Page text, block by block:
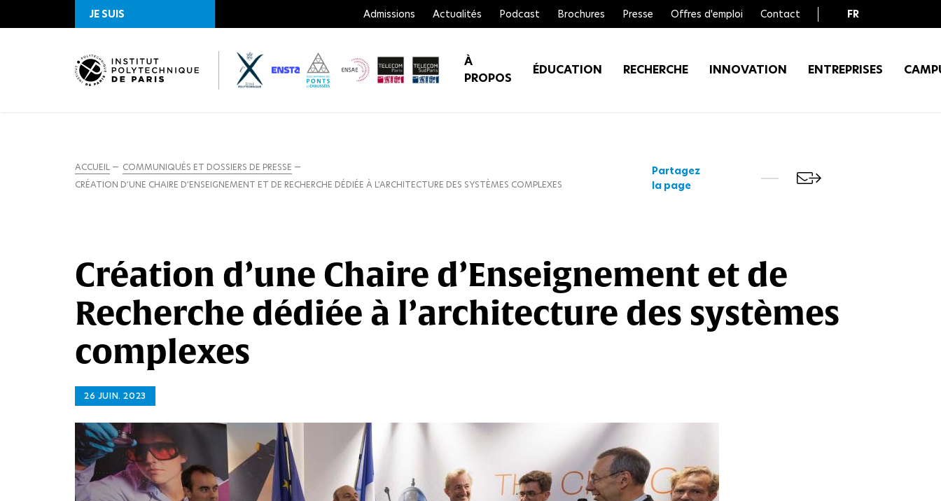
JE SUIS Admissions Actualités Podcast Brochures Presse Offres d'emploi Contact FR
À
PROPOS
ÉDUCATION RECHERCHE INNOVATION ENTREPRISES
ACCUEIL
COMMUNIQUÉS ET DOSSIERS DE PRESSE
CRÉATION D’UNE CHAIRE D’ENSEIGNEMENT ET DE RECHERCHE DÉDIÉE À L’ARCHITECTURE DES SYSTÈMES COMPLEXES
Partagez
la page
Création d’une Chaire d’Enseignement et de
Recherche dédiée à l’architecture des systèmes
complexes
26 JUIN. 2023